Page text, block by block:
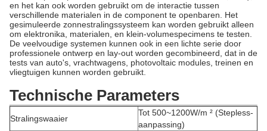
en het kan ook worden gebruikt om de interactie tussen
verschillende materialen in de component te openbaren. Het
gesimuleerde zonnestralingssysteem kan worden gebruikt alleen
om elektronika, materialen, en klein-volumespecimens te testen.
De veelvoudige systemen kunnen ook in een lichte serie door
professionele ontwerp en lay-out worden gecombineerd, dat in de
tests van auto's, vrachtwagens, photovoltaic modules, treinen en
vliegtuigen kunnen worden gebruikt.
Technische Parameters
Stralingswaaier
Tot 500~1200W/m ² (Stepless-
aanpassing)